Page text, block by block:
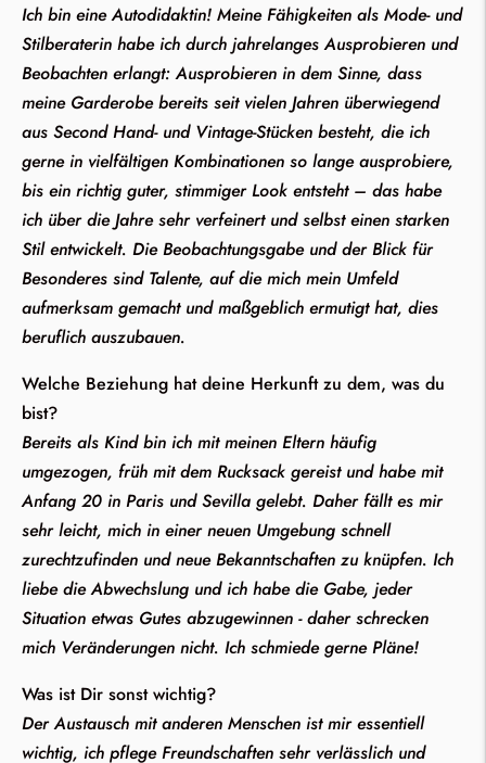
Ich bin eine Autodidaktin! Meine Fähigkeiten als Mode- und
Stilberaterin habe ich durch jahrelanges Ausprobieren und
Beobachten erlangt: Ausprobieren in dem Sinne, dass
meine Garderobe bereits seit vielen Jahren überwiegend
aus Second Hand- und Vintage-Stücken besteht, die ich
gerne in vielfältigen Kombinationen so lange ausprobiere,
bis ein richtig guter, stimmiger Look entsteht – das habe
ich über die Jahre sehr verfeinert und selbst einen starken
Stil entwickelt. Die Beobachtungsgabe und der Blick für
Besonderes sind Talente, auf die mich mein Umfeld
aufmerksam gemacht und maßgeblich ermutigt hat, dies
beruflich auszubauen.
Welche Beziehung hat deine Herkunft zu dem, was du
bist?
Bereits als Kind bin ich mit meinen Eltern häufig
umgezogen, früh mit dem Rucksack gereist und habe mit
Anfang 20 in Paris und Sevilla gelebt. Daher fällt es mir
sehr leicht, mich in einer neuen Umgebung schnell
zurechtzufinden und neue Bekanntschaften zu knüpfen. Ich
liebe die Abwechslung und ich habe die Gabe, jeder
Situation etwas Gutes abzugewinnen - daher schrecken
mich Veränderungen nicht. Ich schmiede gerne Pläne!
Was ist Dir sonst wichtig?
Der Austausch mit anderen Menschen ist mir essentiell
wichtig, ich pflege Freundschaften sehr verlässlich und